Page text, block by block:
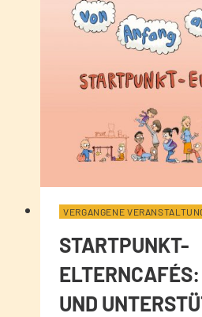
VERGANGENE
STARTPUNKT-
UND